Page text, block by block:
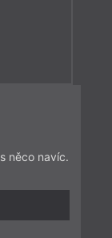
něco navíc.